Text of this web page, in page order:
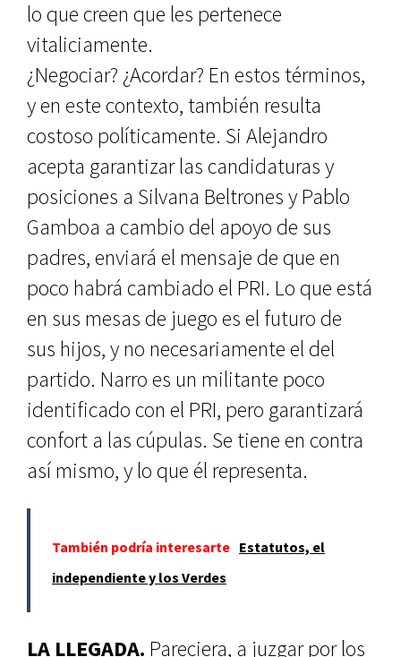
lo que creen que les pertenece
vitaliciamente.
¿Negociar? ¿Acordar? En estos términos,
y en este contexto, también resulta
costoso políticamente. Si Alejandro
acepta garantizar las candidaturas y
posiciones a Silvana Beltrones y Pablo
Gamboa a cambio del apoyo de sus
padres, enviará el mensaje de que en
poco habrá cambiado el PRI. Lo que está
en sus mesas de juego es el futuro de
sus hijos, y no necesariamente el del
partido. Narro es un militante poco
identificado con el PRI, pero garantizará
confort a las cúpulas. Se tiene en contra
así mismo, y lo que él representa.
También podría interesarte Estatutos, el
independiente y los Verdes
LA LLEGADA. Pareciera, a juzgar por los